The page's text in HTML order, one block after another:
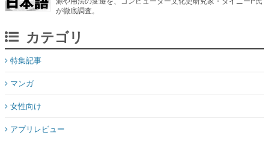
が徹底調査。
カテゴリ
特集記事
マンガ
女性向け
アプリレビュー